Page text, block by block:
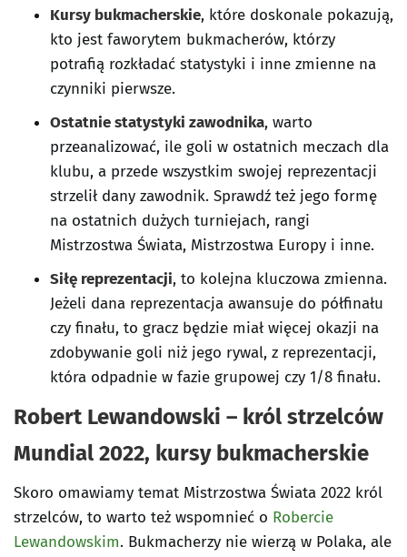
Kursy bukmacherskie, które doskonale pokazują,
kto jest faworytem bukmacherów, którzy
potrafią rozkładać statystyki i inne zmienne na
czynniki pierwsze.
Ostatnie statystyki zawodnika, warto
przeanalizować, ile goli w ostatnich meczach dla
klubu, a przede wszystkim swojej reprezentacji
strzelił dany zawodnik. Sprawdź też jego formę
na ostatnich dużych turniejach, rangi
Mistrzostwa Świata, Mistrzostwa Europy i inne.
Siłę reprezentacji, to kolejna kluczowa zmienna.
Jeżeli dana reprezentacja awansuje do półfinału
czy finału, to gracz będzie miał więcej okazji na
zdobywanie goli niż jego rywal, z reprezentacji,
która odpadnie w fazie grupowej czy 1/8 finału.
Robert Lewandowski – król strzelców
Mundial 2022, kursy bukmacherskie
Skoro omawiamy temat Mistrzostwa Świata 2022 król
strzelców, to warto też wspomnieć o Robercie
Lewandowskim. Bukmacherzy nie wierzą w Polaka, ale